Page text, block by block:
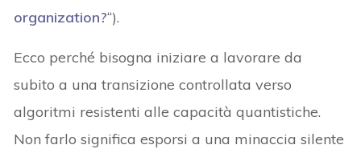
organization?“).
Ecco perché bisogna iniziare a lavorare da
subito a una transizione controllata verso
algoritmi resistenti alle capacità quantistiche.
Non farlo significa esporsi a una minaccia silente